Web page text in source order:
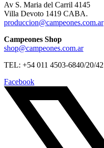
Av S. Maria del Carril 4145
Villa Devoto 1419 CABA.
produccion@campeones.com.ar
Campeones Shop
shop@campeones.com.ar
TEL: +54 011 4503-6840/20/42
Facebook